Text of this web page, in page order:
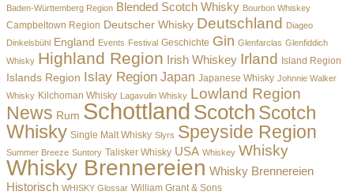
Baden-Württemberg Region Blended Scotch Whisky Bourbon Whiskey
Campbeltown Region Deutscher Whisky Deutschland
Diageo
Dinkelsbühl
England Events Festival Geschichte Gin Glenfarclas Glenfiddich
Whisky Highland Region Irish Whiskey Irland Island Region
Islands Region Islay Region Japan Japanese Whisky Johnnie Walker
Whisky Kilchoman Whisky Lagavulin Whisky Lowland Region
News Rum Schottland Scotch Scotch
Whisky Single Malt Whisky Slyrs Speyside Region
Summer Breeze Suntory Talisker Whisky USA Whiskey Whisky
Whisky Brennereien Whisky Brennereien
Historisch WHISKY Glossar William Grant & Sons